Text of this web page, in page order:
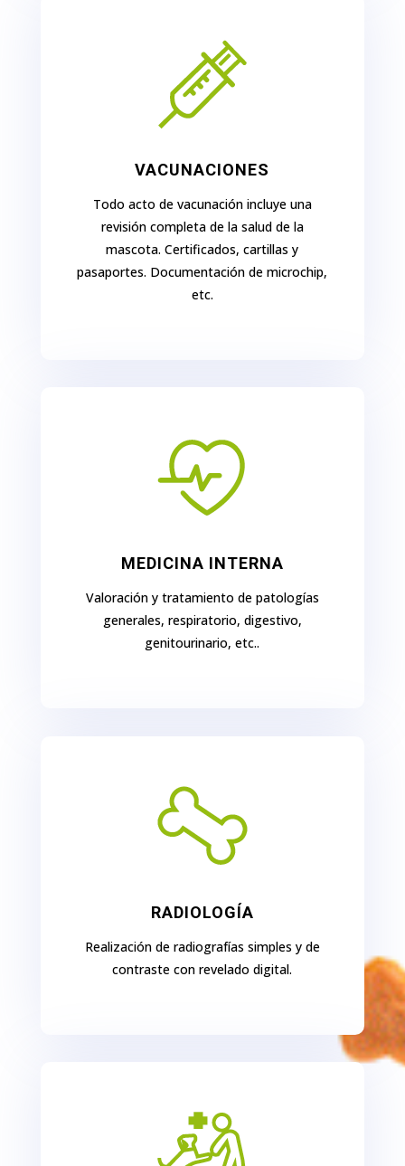
VACUNACIONES
Todo acto de vacunación incluye una
revisión completa de la salud de la
mascota. Certificados, cartillas y
pasaportes. Documentación de microchip,
etc.
MEDICINA INTERNA
Valoración y tratamiento de patologías
generales, respiratorio, digestivo,
genitourinario, etc..
RADIOLOGÍA
Realización de radiografías simples y de
contraste con revelado digital.